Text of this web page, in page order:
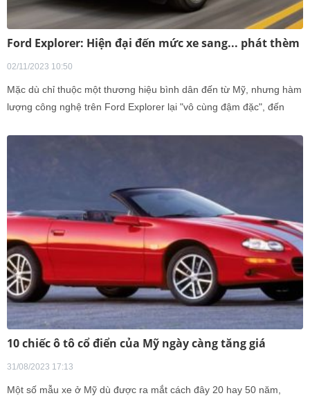
Ford Explorer: Hiện đại đến mức xe sang... phát thèm
02/11/2023 10:50
Mặc dù chỉ thuộc một thương hiệu bình dân đến từ Mỹ, nhưng hàm
lượng công nghệ trên Ford Explorer lại "vô cùng đậm đặc", đến
10 chiếc ô tô cổ điển của Mỹ ngày càng tăng giá
31/08/2023 17:13
Một số mẫu xe ở Mỹ dù được ra mắt cách đây 20 hay 50 năm,